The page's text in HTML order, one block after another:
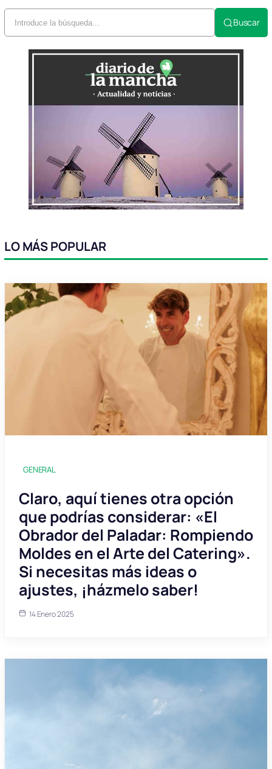
Buscar
LO MÁS POPULAR
GENERAL
Claro, aquí tienes otra opción
que podrías considerar: «El
Obrador del Paladar: Rompiendo
Moldes en el Arte del Catering».
Si necesitas más ideas o
ajustes, ¡házmelo saber!
14 Enero 2025